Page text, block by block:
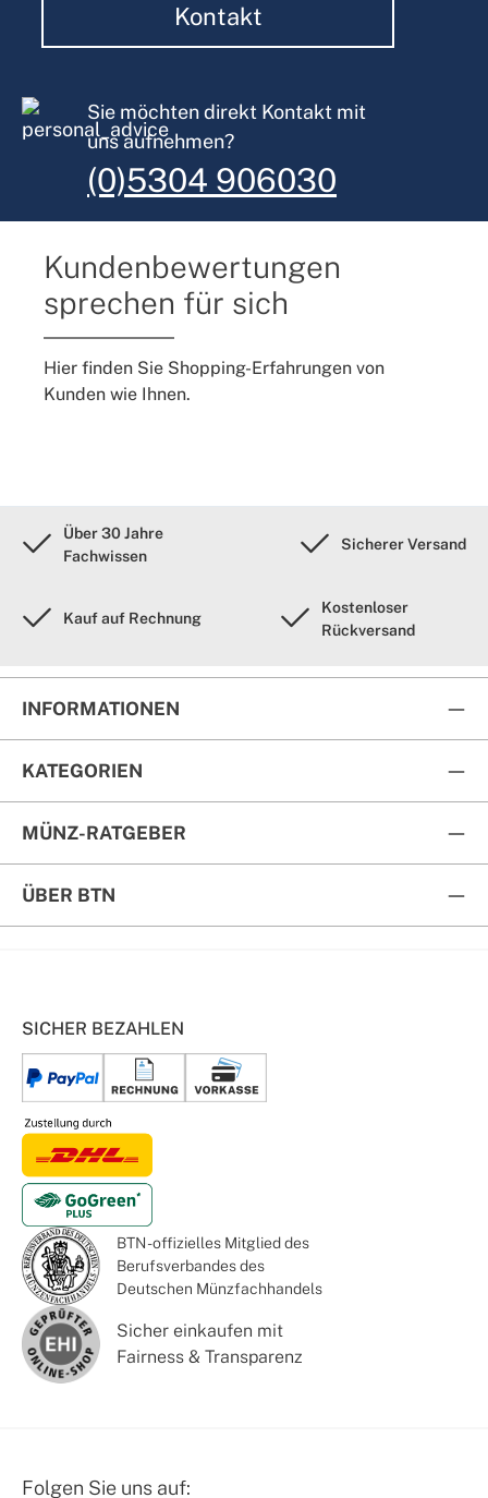
Kontakt
Sie möchten direkt Kontakt mit
uns aufnehmen?
(0)5304 906030
Kundenbewertungen
sprechen für sich
Hier finden Sie Shopping-Erfahrungen von
Kunden wie Ihnen.
Über 30 Jahre
Fachwissen
Sicherer Versand
Kauf auf Rechnung
Kostenloser
Rückversand
INFORMATIONEN
KATEGORIEN
MÜNZ-RATGEBER
ÜBER BTN
SICHER BEZAHLEN
BTN - offizielles Mitglied des
Berufsverbandes des
Deutschen Münzfachhandels
Sicher einkaufen mit
Fairness & Transparenz
Folgen Sie uns auf: